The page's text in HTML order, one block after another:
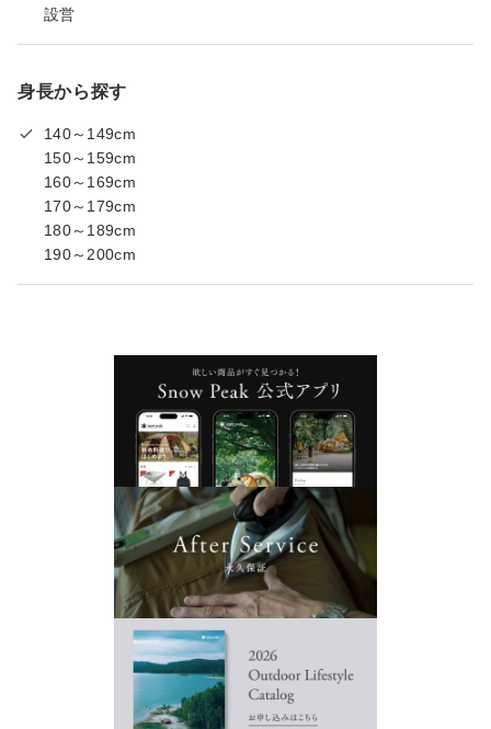
設営
身長から探す
140～149cm
150～159cm
160～169cm
170～179cm
180～189cm
190～200cm